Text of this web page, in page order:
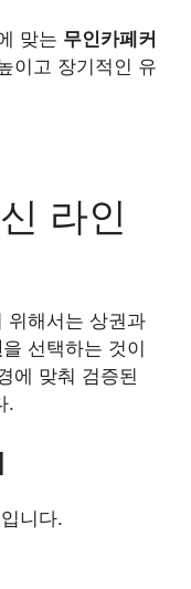
맞는 무인카페커
이고 장기적인 유
라인
위해서는 상권과
을 선택하는 것이
에 맞춰 검증된
.
니다.